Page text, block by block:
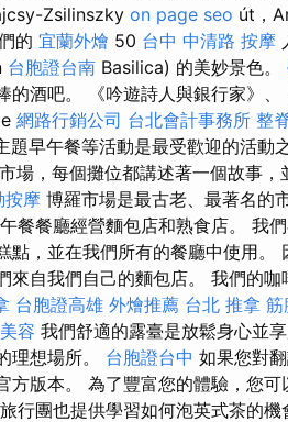
Zsilinszky on page seo út，
的 宜蘭外燴 50 台中 中清路 按摩
台胞證台南 Basilica) 的美妙景色。
的酒吧。 《吟遊詩人與銀行家》
網路行銷公司 台北會計事務所 整
題早午餐等活動是最受歡迎的活動
場，每個攤位都講述著一個故事，
按摩 博羅市場是最古老、最著名的
餐餐廳經營麵包店和熟食店。 我
，並在我們所有的餐廳中使用。
自我們自己的麵包店。 我們的咖
台胞證高雄 外燴推薦 台北 推拿 筋
容 我們舒適的露臺是放鬆身心並
理想場所。 台胞證台中 如果您對
版本。 為了豐富您的體驗，您可
行團也提供學習如何泡英式茶的